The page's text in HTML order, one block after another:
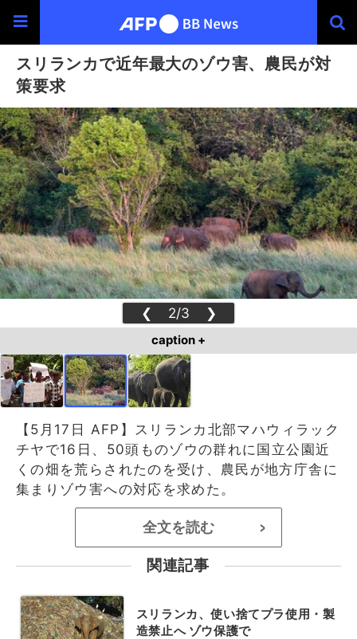
スリランカで近年最大のゾウ害、農民が対
策要求
❮ 2/3 ❯
caption +
【5月17日 AFP】スリランカ北部マハウィラック
チヤで16日、50頭ものゾウの群れに国立公園近
くの畑を荒らされたのを受け、農民が地方庁舎に
集まりゾウ害への対応を求めた。
全文を読む >
関連記事
スリランカ、使い捨てプラ使用・製
造禁止へ ゾウ保護で